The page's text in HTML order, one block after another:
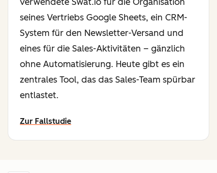
seines Vertriebs Google Sheets, ein CRM-
System für den Newsletter-Versand und
eines für die Sales-Aktivitäten – gänzlich
ohne Automatisierung. Heute gibt es ein
zentrales Tool, das das Sales-Team spürbar
entlastet.
Zur Fallstudie